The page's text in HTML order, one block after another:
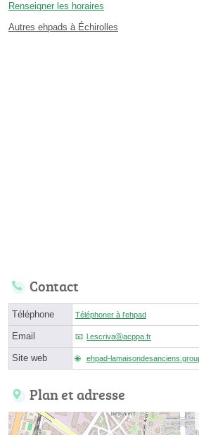
Renseigner les horaires
Autres ehpads à Échirolles
Contact
Téléphone Téléphoner à l'ehpad
Email l.escrivaⓐacppa.fr
Site web ehpad-
Plan et adresse